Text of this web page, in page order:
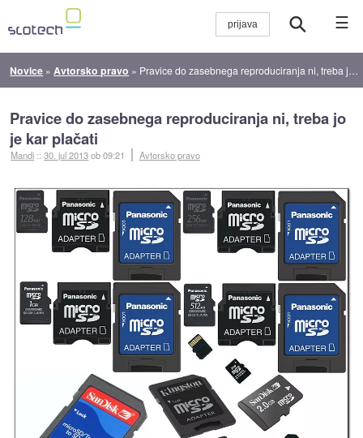
☰
Novice » Avtorsko pravo » Pravice do zasebnega reproduciranja ni, treba jo je kar plačati
Pravice do zasebnega reproduciranja ni, treba jo
je kar plačati
Mandi ::30. jul 2013ob 09:21 Avtorsko pravo